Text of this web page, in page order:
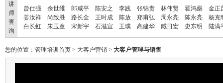
讲
师
查
询
曾仕强 余世维 郎咸平 陈安之 李践 张锦贵 林伟贤 翟鸿燊
金正
姜汝祥
尚致胜 路长全 王时成 陈放 郑甫弘 周永亮 陈永亮
杨克
白长虹
朱玉童 宋新宇 石滋宜 王璞 高建华 臧日宏 史东明 陆满
您的位置： 管理培训首页 > 大客户营销 > 大客户管理与销售